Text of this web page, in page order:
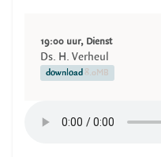
19:00 uur, Dienst
Ds. H. Verheul
download 8.0MB